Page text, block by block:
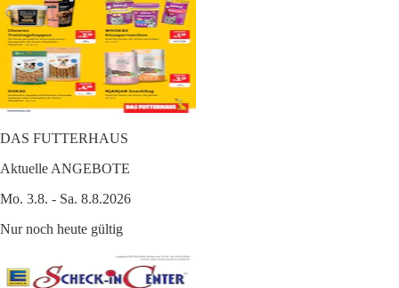
DAS FUTTERHAUS
Aktuelle ANGEBOTE
Mo. 3.8. - Sa. 8.8.2026
Nur noch heute gültig